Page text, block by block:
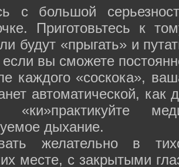
с большой
Приготовьтесь к
будут «прыгать» и
вы сможете
каждого «соскока»,
автоматической,
«ки»практикуйте
дыхание.
желательно в
месте, с закрытыми